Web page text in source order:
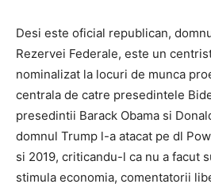
Desi este oficial republican,
Rezervei Federale, este un
nominalizat la locuri de munca
centrala de catre presedintele
presedintii Barack Obama si
domnul Trump l-a atacat pe dl
si 2019, criticandu-l ca nu a facut
stimula economia, comentatorii